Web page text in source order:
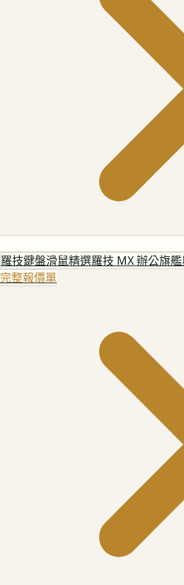
羅技鍵盤滑鼠精選羅技 MX 辦公旗
完整報價單